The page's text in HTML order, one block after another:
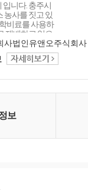
니다. 충주시
농사를 짓고 있
비료를 사용하
재배하고 있으
을 늘려 다양한
도록 노력중입
는 구색을 다 갖
들과 함께 우리
립니다.
사법인유앤오주식회사
보